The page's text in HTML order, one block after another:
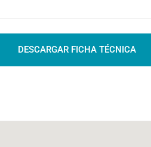
DESCARGAR FICHA TÉCNICA